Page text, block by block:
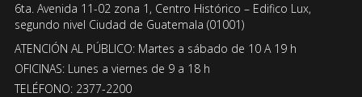
6ta. Avenida 11-02 zona 1, Centro Histórico – Edifico Lux,
segundo nivel Ciudad de Guatemala (01001)
ATENCIÓN AL PÚBLICO: Martes a sábado de 10 A 19 h
OFICINAS: Lunes a viernes de 9 a 18 h
TELÉFONO: 2377-2200